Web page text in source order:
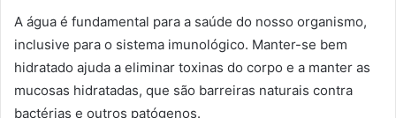
A água é fundamental para a saúde do nosso organismo,
inclusive para o sistema imunológico. Manter-se bem
hidratado ajuda a eliminar toxinas do corpo e a manter as
mucosas hidratadas, que são barreiras naturais contra
bactérias e outros patógenos.